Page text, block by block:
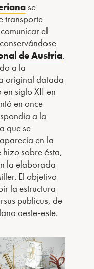
se
transporte
el
de Austria.
a la
original datada
siglo XII en
en once
a la
que se
en la
sobre ésta,
la elaborada
El objetivo
la estructura
publicus, de
oeste-este.